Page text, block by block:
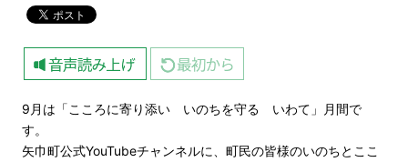
9月は「こころに寄り添い いのちを守る いわて」月間で
す。
矢巾町公式YouTubeチャンネルに、町民の皆様のいのちとここ